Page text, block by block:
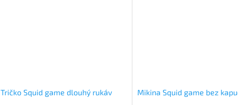
Tričko Squid game dlouhý rukáv Mikina Squid game bez